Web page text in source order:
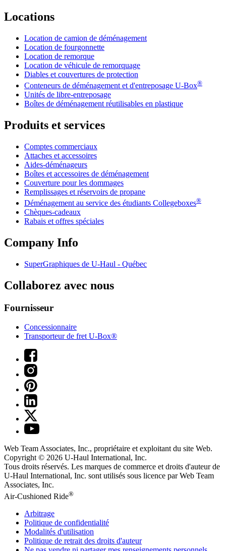
Locations
Location de camion de déménagement
Location de fourgonnette
Location de remorque
Location de véhicule de remorquage
Diables et couvertures de protection
Conteneurs de déménagement et d'entreposage U-Box®
Unités de libre-entreposage
Boîtes de déménagement réutilisables en plastique
Produits et services
Comptes commerciaux
Attaches et accessoires
Aides-déménageurs
Boîtes et accessoires de déménagement
Couverture pour les dommages
Remplissages et réservoirs de propane
Déménagement au service des étudiants Collegeboxes®
Chèques-cadeaux
Rabais et offres spéciales
Company Info
SuperGraphiques de U-Haul - Québec
Collaborez avec nous
Fournisseur
Concessionnaire
Transporteur de fret U-Box®
Web Team Associates, Inc., propriétaire et exploitant du site Web.
Copyright © 2026 U-Haul International, Inc.
Tous droits réservés. Les marques de commerce et droits d'auteur de
U-Haul International, Inc. sont utilisés sous licence par Web Team
Associates, Inc.
Air-Cushioned Ride®
Arbitrage
Politique de confidentialité
Modalités d'utilisation
Politique de retrait des droits d'auteur